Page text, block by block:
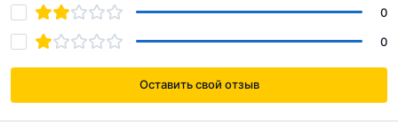
Оставить свой отзыв
0
0